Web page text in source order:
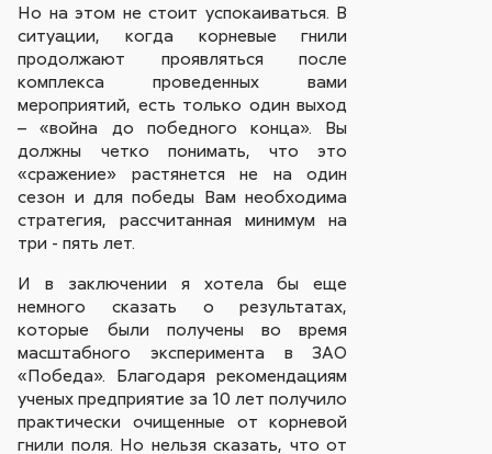
Но на этом не стоит успокаиваться. В
ситуации, когда корневые гнили
продолжают проявляться после
комплекса проведенных вами
мероприятий, есть только один выход
– «война до победного конца». Вы
должны четко понимать, что это
«сражение» растянется не на один
сезон и для победы Вам необходима
стратегия, рассчитанная минимум на
три - пять лет.
И в заключении я хотела бы еще
немного сказать о результатах,
которые были получены во время
масштабного эксперимента в ЗАО
«Победа». Благодаря рекомендациям
ученых предприятие за 10 лет получило
практически очищенные от корневой
гнили поля. Но нельзя сказать, что от